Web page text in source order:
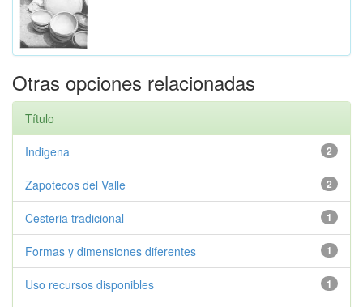
Otras opciones relacionadas
Título
2
Indigena
2
Zapotecos del Valle
1
Cesteria tradicional
1
Formas y dimensiones diferentes
1
Uso recursos disponibles